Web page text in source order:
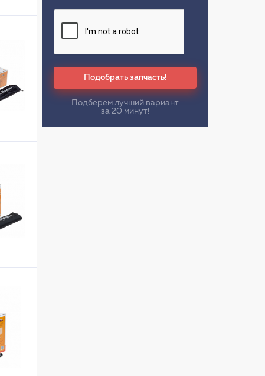
Подобрать запчасть!
Подберем лучший вариант
за 20 минут!